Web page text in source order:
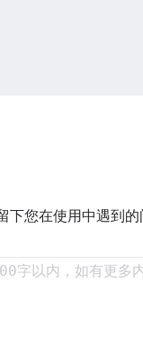
下您在使用中遇到